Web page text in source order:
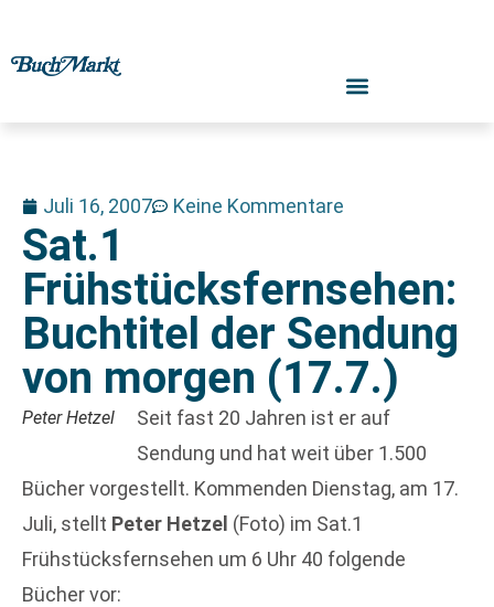
Juli 16, 2007 Keine Kommentare
Sat.1
Frühstücksfernsehen:
Buchtitel der Sendung
von morgen (17.7.)
Peter Hetzel
Seit fast 20 Jahren ist er auf
Sendung und hat weit über 1.500
Bücher vorgestellt. Kommenden Dienstag, am 17.
Juli, stellt Peter Hetzel (Foto) im Sat.1
Frühstücksfernsehen um 6 Uhr 40 folgende
Bücher vor: